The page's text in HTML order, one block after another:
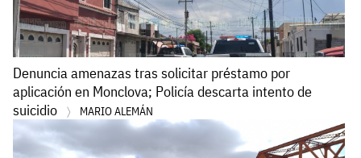
Denuncia amenazas tras solicitar préstamo por
aplicación en Monclova; Policía descarta intento de
suicidio
MARIO ALEMÁN